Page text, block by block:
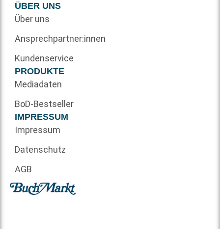
ÜBER UNS
Über uns
Ansprechpartner:innen
Kundenservice
PRODUKTE
Mediadaten
BoD-Bestseller
IMPRESSUM
Impressum
Datenschutz
AGB